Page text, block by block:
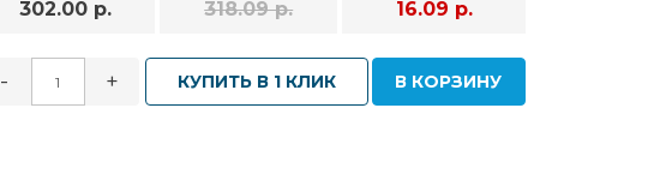
302.00 р. 318.09 р. 16.09 р.
- + КУПИТЬ В 1 КЛИК В КОРЗИНУ